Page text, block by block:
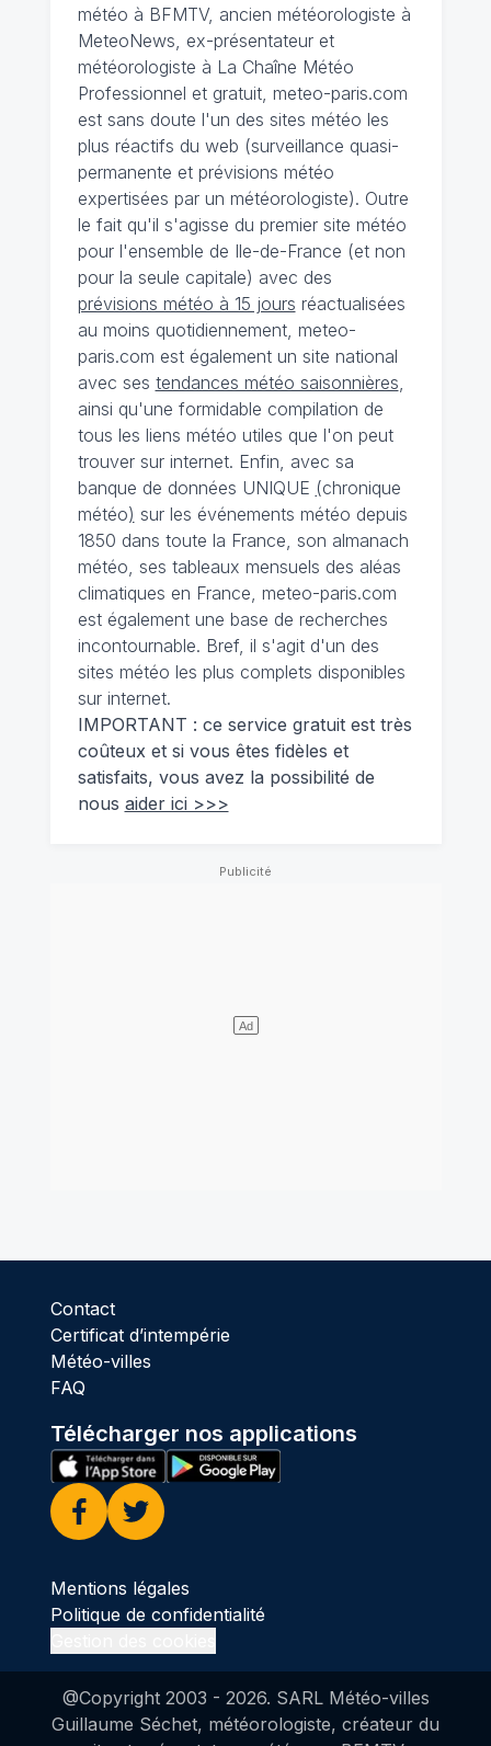
météo à BFMTV, ancien météorologiste à
MeteoNews, ex-présentateur et
météorologiste à La Chaîne Météo
Professionnel et gratuit, meteo-paris.com
est sans doute l'un des sites météo les
plus réactifs du web (surveillance quasi-
permanente et prévisions météo
expertisées par un météorologiste). Outre
le fait qu'il s'agisse du premier site météo
pour l'ensemble de Ile-de-France (et non
pour la seule capitale) avec des
prévisions météo à 15 jours réactualisées
au moins quotidiennement, meteo-
paris.com est également un site national
avec ses tendances météo saisonnières
ainsi qu'une formidable compilation de
tous les liens météo utiles que l'on peut
trouver sur internet. Enfin, avec sa
banque de données UNIQUE (chronique
météo) sur les événements météo depuis
1850 dans toute la France, son almanach
météo, ses tableaux mensuels des aléas
climatiques en France, meteo-paris.com
est également une base de recherches
incontournable. Bref, il s'agit d'un des
sites météo les plus complets disponibles
sur internet.
IMPORTANT : ce service gratuit est très
coûteux et si vous êtes fidèles et
satisfaits, vous avez la possibilité de
nous aider ici >>>
Contact
Certificat d’intempérie
Météo-villes
FAQ
Télécharger nos applications
Facebook
Twitter
Mentions légales
Politique de confidentialité
@Copyright 2003 - 2026. SARL Météo-villes
Guillaume Séchet, météorologiste, créateur du